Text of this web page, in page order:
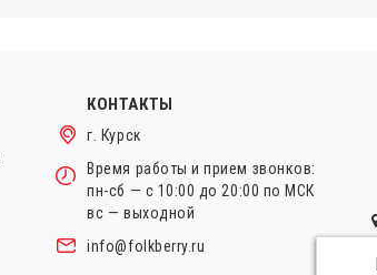
КОНТАКТЫ
г. Курск
Время работы и прием звонков:
пн-сб — с 10:00 до 20:00 по МСК
вс — выходной
info@folkberry.ru